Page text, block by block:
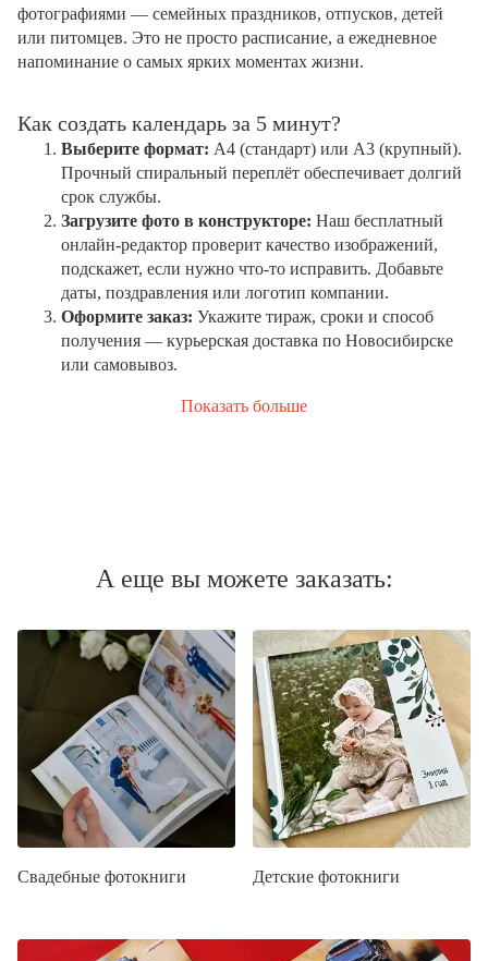
фотографиями — семейных праздников, отпусков, детей
или питомцев. Это не просто расписание, а ежедневное
напоминание о самых ярких моментах жизни.
Как создать календарь за 5 минут?
Выберите формат: А4 (стандарт) или А3 (крупный).
Прочный спиральный переплёт обеспечивает долгий
срок службы.
Загрузите фото в конструкторе: Наш бесплатный
онлайн-редактор проверит качество изображений,
подскажет, если нужно что-то исправить. Добавьте
даты, поздравления или логотип компании.
Оформите заказ: Укажите тираж, сроки и способ
получения — курьерская доставка по Новосибирске
или самовывоз.
Показать больше
А еще вы можете заказать:
Свадебные фотокниги Детские фотокниги